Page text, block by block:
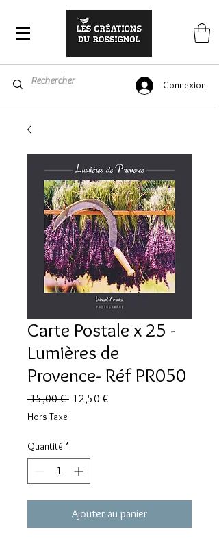
Connexion
Carte Postale x 25 -
Lumières de
Provence- Réf PR050
15,00 € Prix
12,50 €
Hors Taxe
Quantité *
Ajouter au panier